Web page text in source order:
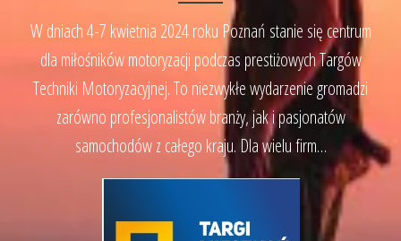
W dniach 4-7 kwietnia 2024 roku Poznań stanie się centrum
dla miłośników motoryzacji podczas prestiżowych Targów
Techniki Motoryzacyjnej. To niezwykłe wydarzenie gromadzi
zarówno profesjonalistów branży, jak i pasjonatów
samochodów z całego kraju. Dla wielu firm…